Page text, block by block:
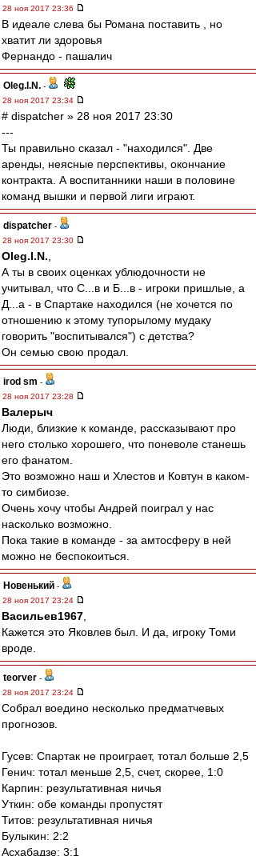
28 ноя 2017 23:36
В идеале слева бы Романа поставить , но
хватит ли здоровья
Фернандо - пашалич
Oleg.I.N. -
28 ноя 2017 23:34
# dispatcher » 28 ноя 2017 23:30
---
Ты правильно сказал - "находился". Две
аренды, неясные перспективы, окончание
контракта. А воспитанники наши в половине
команд вышки и первой лиги играют.
dispatcher -
28 ноя 2017 23:30
Oleg.I.N.
А ты в своих оценках ублюдочности не
учитывал, что С...в и Б...в - игроки пришлые, а
Д...а - в Спартаке находился (не хочется по
отношению к этому тупорылому мудаку
говорить "воспитывался") с детства?
Он семью свою продал.
irod sm -
28 ноя 2017 23:28
Валерыч
Люди, близкие к команде, рассказывают про
него столько хорошего, что поневоле станешь
его фанатом.
Это возможно наш и Хлестов и Ковтун в каком-
то симбиозе.
Очень хочу чтобы Андрей поиграл у нас
насколько возможно.
Пока такие в команде - за амтосферу в ней
можно не беспокоиться.
Новенький -
28 ноя 2017 23:24
Васильев1967
Кажется это Яковлев был. И да, игроку Томи
вроде.
teorver -
28 ноя 2017 23:24
Собрал воедино несколько предматчевых
прогнозов.
Гусев: Спартак не проиграет, тотал больше 2,5
Генич: тотал меньше 2,5, счет, скорее, 1:0
Карпин: результативная ничья
Уткин: обе команды пропустят
Титов: результативная ничья
Булыкин: 2:2
Асхабадзе: 3:1